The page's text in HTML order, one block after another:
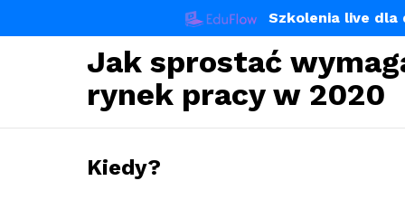
Szkolenia live dla
Jak sprostać
rynek pracy w 2020
Kiedy?